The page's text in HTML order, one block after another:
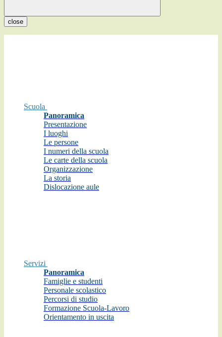
close
Scuola
Panoramica
Presentazione
I luoghi
Le persone
I numeri della scuola
Le carte della scuola
Organizzazione
La storia
Dislocazione aule
Servizi
Panoramica
Famiglie e studenti
Personale scolastico
Percorsi di studio
Formazione Scuola-Lavoro
Orientamento in uscita